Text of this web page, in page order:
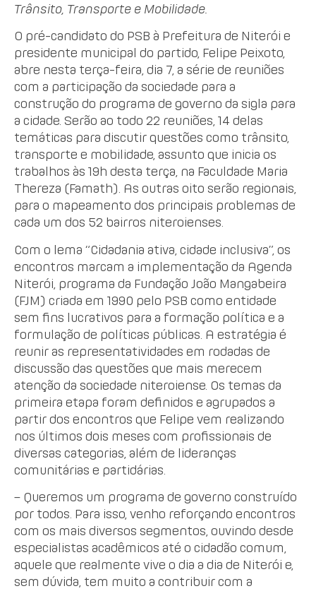
Trânsito, Transporte e Mobilidade.
O pré-candidato do PSB à Prefeitura de Niterói e
presidente municipal do partido, Felipe Peixoto,
abre nesta terça-feira, dia 7, a série de reuniões
com a participação da sociedade para a
construção do programa de governo da sigla para
a cidade. Serão ao todo 22 reuniões, 14 delas
temáticas para discutir questões como trânsito,
transporte e mobilidade, assunto que inicia os
trabalhos às 19h desta terça, na Faculdade Maria
Thereza (Famath). As outras oito serão regionais,
para o mapeamento dos principais problemas de
cada um dos 52 bairros niteroienses.
Com o lema “Cidadania ativa, cidade inclusiva”, os
encontros marcam a implementação da Agenda
Niterói, programa da Fundação João Mangabeira
(FJM) criada em 1990 pelo PSB como entidade
sem fins lucrativos para a formação política e a
formulação de políticas públicas. A estratégia é
reunir as representatividades em rodadas de
discussão das questões que mais merecem
atenção da sociedade niteroiense. Os temas da
primeira etapa foram definidos e agrupados a
partir dos encontros que Felipe vem realizando
nos últimos dois meses com profissionais de
diversas categorias, além de lideranças
comunitárias e partidárias.
– Queremos um programa de governo construído
por todos. Para isso, venho reforçando encontros
com os mais diversos segmentos, ouvindo desde
especialistas acadêmicos até o cidadão comum,
aquele que realmente vive o dia a dia de Niterói e,
sem dúvida, tem muito a contribuir com a